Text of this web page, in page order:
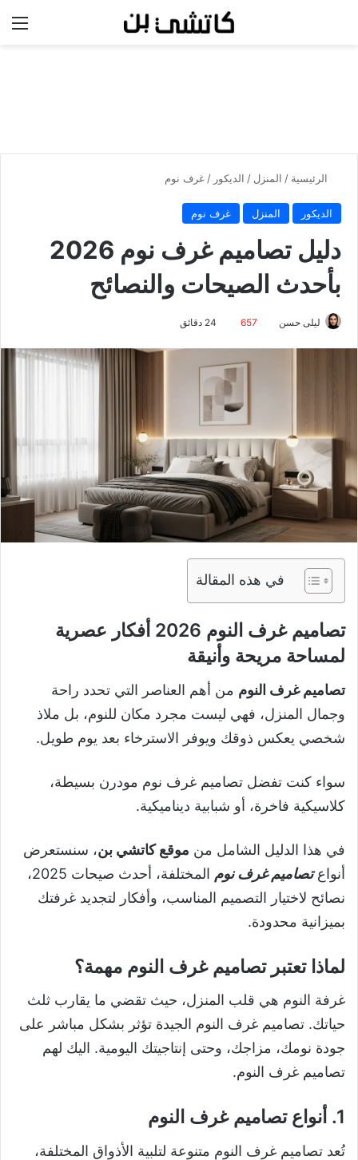
الرئيسية / المنزل / الديكور / غرف نوم
الديكور المنزل غرف نوم
دليل تصاميم غرف نوم 2026
بأحدث الصيحات والنصائح
ليلى حسن 657
في هذه المقالة
تصاميم غرف النوم 2026 أفكار عصرية
لمساحة مريحة وأنيقة
تصاميم غرف النوم من أهم العناصر التي تحدد راحة
وجمال المنزل، فهي ليست مجرد مكان للنوم، بل ملاذ
شخصي يعكس ذوقك ويوفر الاسترخاء بعد يوم طويل.
سواء كنت تفضل تصاميم غرف نوم مودرن بسيطة،
كلاسيكية فاخرة، أو شبابية ديناميكية.
في هذا الدليل الشامل من موقع كاتشي بن، سنستعرض
أنواعتصاميم غرف نوم
المختلفة، أحدث صيحات 2025،
نصائح لاختيار التصميم المناسب، وأفكار لتجديد غرفتك
بميزانية محدودة.
لماذا تعتبر تصاميم غرف النوم مهمة؟
غرفة النوم هي قلب المنزل، حيث تقضي ما يقارب ثلث
حياتك. تصاميم غرف النوم الجيدة تؤثر بشكل مباشر على
جودة نومك، مزاجك، وحتى إنتاجيتك اليومية. اليك لهم
تصاميم غرف النوم.
1. أنواع تصاميم غرف النوم
تُعد تصاميم غرف النوم متنوعة لتلبية الأذواق المختلفة،